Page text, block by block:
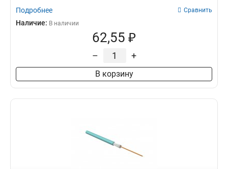
Подробнее Сравнить
Наличие: В наличии
62,55 ₽
– +
В корзину